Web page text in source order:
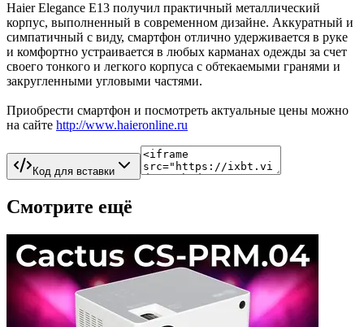
Haier Elegance E13 получил практичный металлический
корпус, выполненный в современном дизайне. Аккуратный и
симпатичный с виду, смартфон отлично удерживается в руке
и комфортно устраивается в любых карманах одежды за счет
своего тонкого и легкого корпуса с обтекаемыми гранями и
закругленными угловыми частями.
Приобрести смартфон и посмотреть актуальные цены можно
на сайте http://www.haieronline.ru
Код для вставки
Смотрите ещё